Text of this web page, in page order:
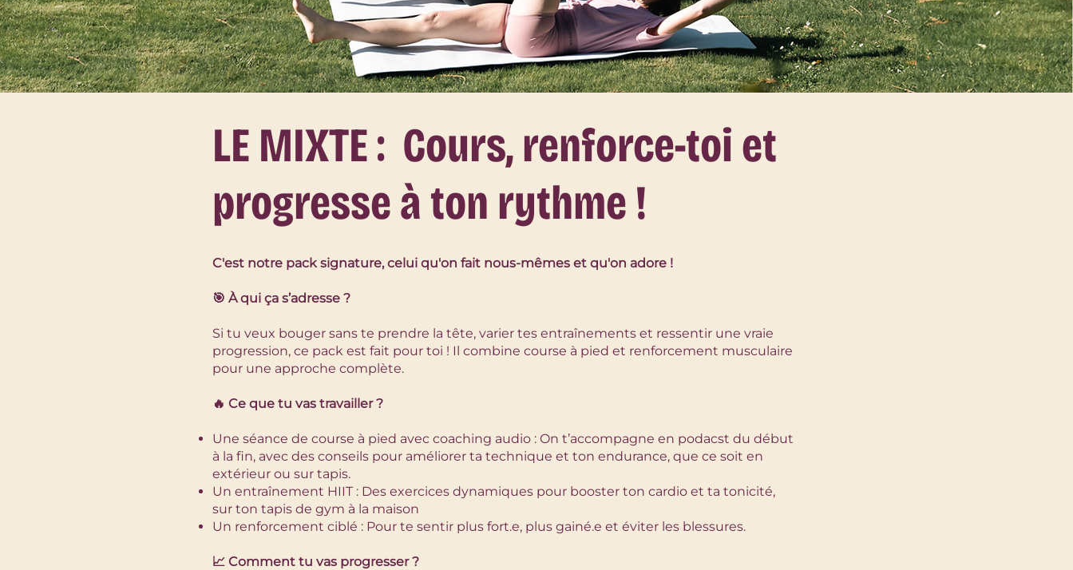
LE MIXTE : Cours, renforce-toi et
progresse à ton rythme !
C'est notre pack signature, celui qu'on fait nous-mêmes et qu'on adore !
🎯 À qui ça s’adresse ?
Si tu veux bouger sans te prendre la tête, varier tes entraînements et ressentir une vraie
progression, ce pack est fait pour toi ! Il combine course à pied et renforcement musculaire
pour une approche complète.
🔥 Ce que tu vas travailler ?
Une séance de course à pied avec coaching audio : On t’accompagne en podacst du début
à la fin, avec des conseils pour améliorer ta technique et ton endurance, que ce soit en
extérieur ou sur tapis.
Un entraînement HIIT : Des exercices dynamiques pour booster ton cardio et ta tonicité,
sur ton tapis de gym à la maison
Un renforcement ciblé : Pour te sentir plus fort.e, plus gainé.e et éviter les blessures.
📈 Comment tu vas progresser ?